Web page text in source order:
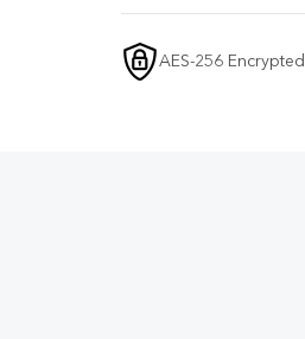
AES-256 Encrypted